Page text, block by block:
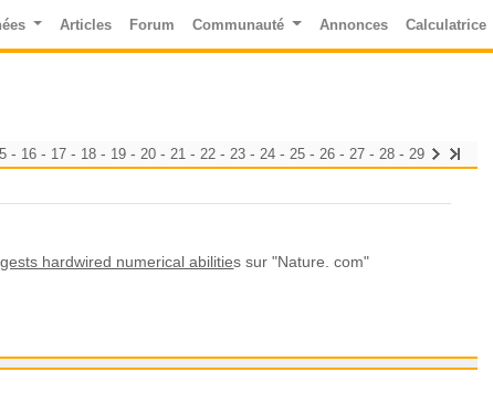
Articles Forum Communauté Annonces Calculatrice
- 16 - 17 - 18 - 19 - 20 - 21 - 22 - 23 - 24 - 25 - 26 - 27 - 28 - 29
hardwired numerical abilities sur "Nature. com"